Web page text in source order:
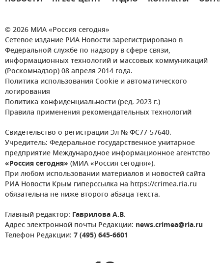
© 2026 МИА «Россия сегодня»
Сетевое издание РИА Новости зарегистрировано в
Федеральной службе по надзору в сфере связи,
информационных технологий и массовых коммуникаций
(Роскомнадзор) 08 апреля 2014 года.
Политика использования Cookie и автоматического
логирования
Политика конфиденциальности (ред. 2023 г.)
Правила применения рекомендательных технологий
Свидетельство о регистрации Эл № ФС77-57640.
Учредитель: Федеральное государственное унитарное
предприятие Международное информационное агентство
«Россия сегодня» (МИА «Россия сегодня»).
При любом использовании материалов и новостей сайта
РИА Новости Крым гиперссылка на https://crimea.ria.ru
обязательна не ниже второго абзаца текста.
Главный редактор: Гаврилова А.В.
Адрес электронной почты Редакции: news.crimea@ria.ru
Телефон Редакции: 7 (495) 645-6601